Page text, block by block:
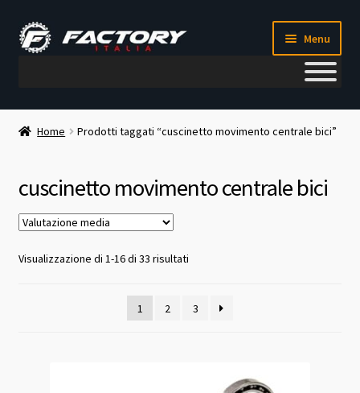
Vai
alla
Vai
al
Menu
Il mio account
Chi siamo
Corso meccanico bici
Home Prodotti taggati “cuscinetto movimento centrale bici”
cuscinetto movimento centrale bici
Visualizzazione di 1-16 di 33 risultatiValutazione
1 2 3